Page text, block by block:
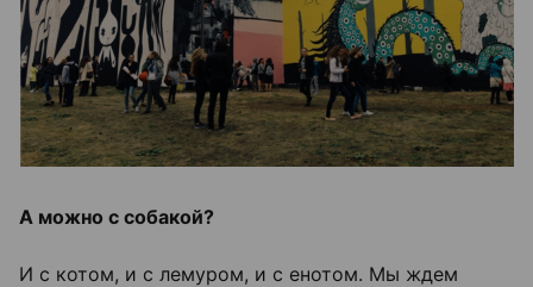
А можно с собакой?
И с котом, и с лемуром, и с енотом. Мы ждем